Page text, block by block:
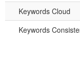
Keywords Cloud
Keywords